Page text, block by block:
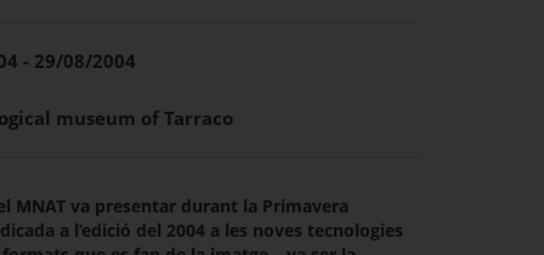
- 29/08/2004
museum of Tarraco
MNAT va presentar durant la Primavera
a l’edició del 2004 a les noves tecnologies